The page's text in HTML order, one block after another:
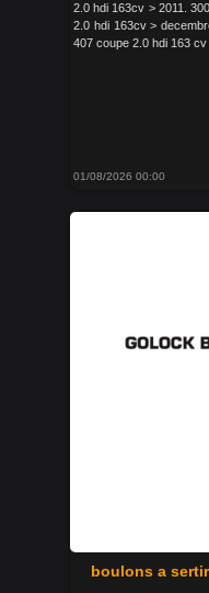
2.0 hdi 163cv > 2011.
2.0 hdi 163cv >
407 coupe 2.0 hdi 163
01/08/2026 00:00
boulons a